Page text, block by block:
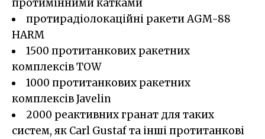
протимінними катками
протирадіолокаційні ракети AGM-88
HARM
1500 протитанкових ракетних
комплексів TOW
1000 протитанкових ракетних
комплексів Javelin
2000 реактивних гранат для таких
систем, як Carl Gustaf та інші протитанкові